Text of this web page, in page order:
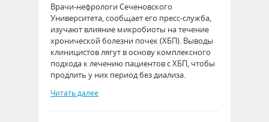
Врачи-нефрологи Сеченовского
Университета, сообщает его пресс-служба,
изучают влияние микробиоты на течение
хронической болезни почек (ХБП). Выводы
клиницистов лягут в основу комплексного
подхода к лечению пациентов с ХБП, чтобы
продлить у них период без диализа.
Читать далее